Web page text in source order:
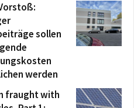
sollen
werden
fraught with